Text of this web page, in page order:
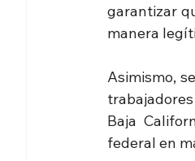
garantizar
manera
Asimismo,
Baja
federal en